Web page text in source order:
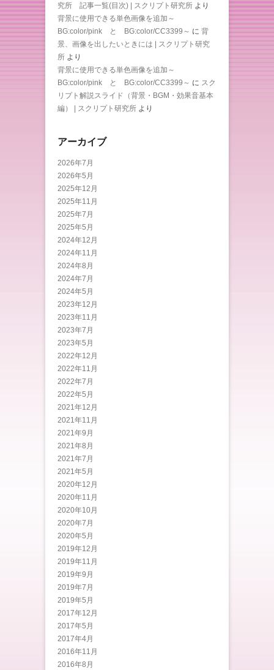
究所 記事一覧(目次) | スクリプト研究所 より
背景に使用できる単色画像を追加～
BG:color/pink と BG:color/CC3399～ に 背
景、画像を出したいときには | スクリプト研究
所 より
背景に使用できる単色画像を追加～
BG:color/pink と BG:color/CC3399～ に スク
リプト解説スライド（背景・BGM・効果音基本
編） | スクリプト研究所 より
アーカイブ
2026年7月
2026年5月
2025年12月
2025年11月
2025年7月
2025年5月
2024年12月
2024年11月
2024年8月
2024年7月
2024年5月
2023年12月
2023年11月
2023年7月
2023年5月
2022年12月
2022年11月
2022年7月
2022年5月
2021年12月
2021年11月
2021年9月
2021年8月
2021年7月
2021年5月
2020年12月
2020年11月
2020年10月
2020年7月
2020年5月
2019年12月
2019年11月
2019年9月
2019年7月
2019年5月
2017年12月
2017年5月
2017年4月
2016年11月
2016年8月